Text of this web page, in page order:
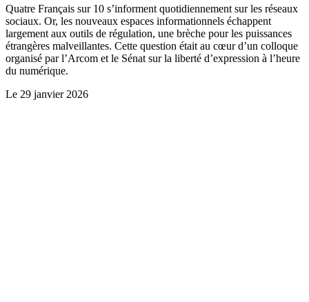
Quatre Français sur 10 s’informent quotidiennement sur les réseaux
sociaux. Or, les nouveaux espaces informationnels échappent
largement aux outils de régulation, une brèche pour les puissances
étrangères malveillantes. Cette question était au cœur d’un colloque
organisé par l’Arcom et le Sénat sur la liberté d’expression à l’heure
du numérique.
Le 29 janvier 2026